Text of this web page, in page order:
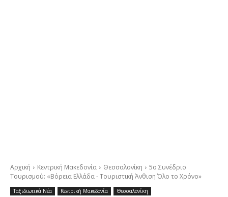
Αρχική Κεντρική Μακεδονία Θεσσαλονίκη
5ο Συνέδριο
Τουρισμού: «Βόρεια Ελλάδα - Τουριστική Άνθιση Όλο το Χρόνο»
Ταξιδιωτικά Νέα Κεντρική Μακεδονία Θεσσαλονίκη